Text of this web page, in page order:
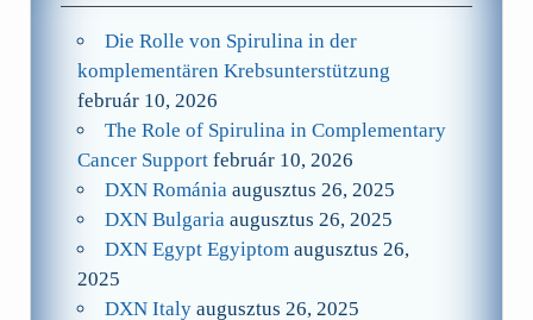
Die Rolle von Spirulina in der
komplementären Krebsunterstützung
február 10, 2026
The Role of Spirulina in Complementary
Cancer Support február 10, 2026
DXN Románia augusztus 26, 2025
DXN Bulgaria augusztus 26, 2025
DXN Egypt Egyiptom augusztus 26,
2025
DXN Italy augusztus 26, 2025